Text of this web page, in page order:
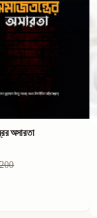
অসারতা
200